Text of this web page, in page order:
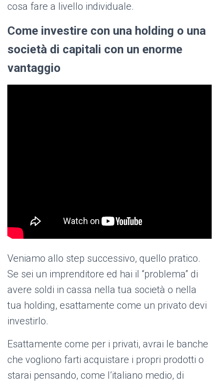
cosa fare a livello individuale.
Come investire con una holding o una
società di capitali con un enorme
vantaggio
Veniamo allo step successivo, quello pratico.
Se sei un imprenditore ed hai il “problema” di
avere soldi in cassa nella tua società o nella
tua holding, esattamente come un privato devi
investirlo.
Esattamente come per i privati, avrai le banche
che vogliono farti acquistare i propri prodotti o
starai pensando, come l’italiano medio, di